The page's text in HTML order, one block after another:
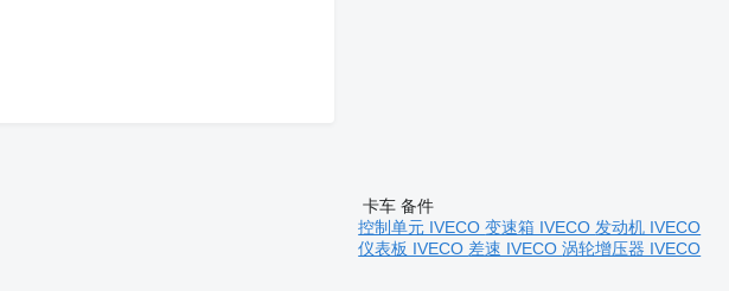
卡车 备件
控制单元 IVECO变速箱 IVECO 发动机 IVECO
仪表板 IVECO 差速 IVECO涡轮增压器 IVECO